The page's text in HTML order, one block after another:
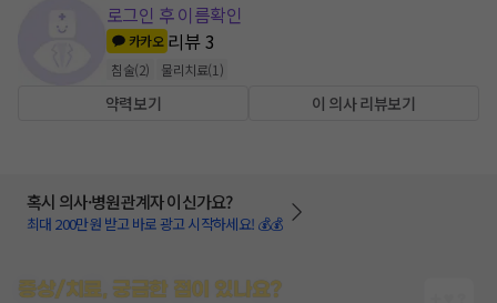
로그인 후 이름확인
카카오 리뷰3
침술(2) 물리치료(1 )
약력보기 이 의사 리뷰보기
혹시 의사·병원관계자 이신가요?
최대 200만원 받고 바로 광고 시작하세요! 💰💰
증상/치료, 궁금한 점이 있나요?